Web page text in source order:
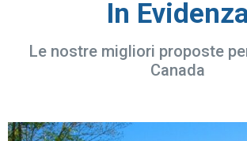
In
Le nostre migliori proposte
Canada